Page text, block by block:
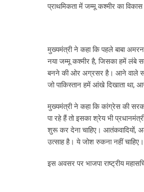
प्राथमिकता में जम्मू कश्मीर का
मुख्यमंत्री ने कहा कि पहले बाबा
नया जम्मू कश्मीर है, जिसका हमें लंबे
बनने की ओर अग्रसर है। आने वाले
जो पाकिस्तान हमें आंखे दिखाता था,
मुख्यमंत्री ने कहा कि कांग्रेस की
पा रहे हैं तो इसका श्रेय भी
शुरू कर देना चाहिए। आतंकवादियों,
उत्साह है। ये जोश रुकना नहीं चाहिए।
इस अवसर पर भाजपा राष्ट्रीय